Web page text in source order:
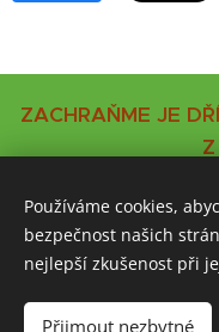
ZACHRAŇME JE
VČELÍ STRÁŽ,z.s.
přírodu a
Používáme cookies,
bezpečnost našich
nejlepší zkušenost při
Přijmout nezbytné